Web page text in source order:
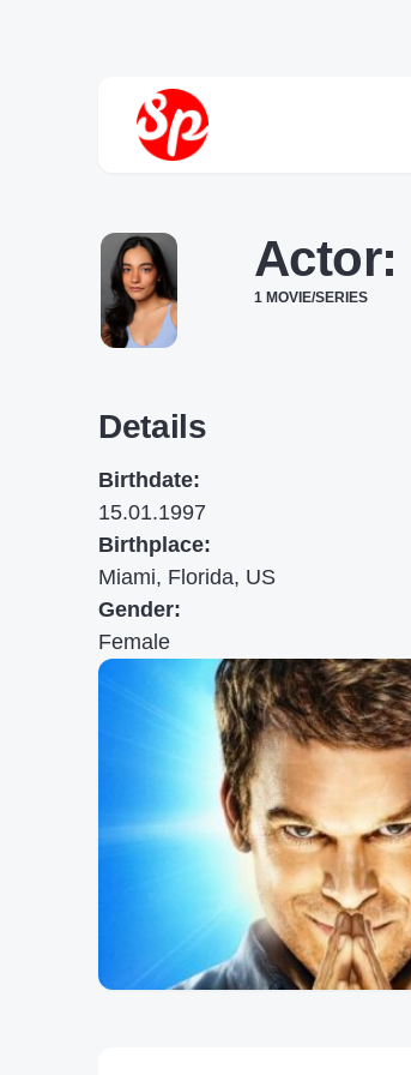
Actor:
1 MOVIE/SERIES
Details
Birthdate:
15.01.1997
Birthplace:
Miami, Florida, US
Gender:
Female